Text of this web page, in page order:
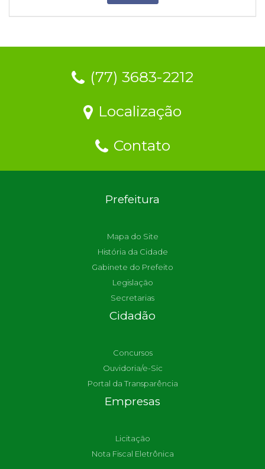
(77) 3683-2212
Localização
Contato
Prefeitura
Mapa do Site
História da Cidade
Gabinete do Prefeito
Legislação
Secretarias
Cidadão
Concursos
Ouvidoria/e-Sic
Portal da Transparência
Empresas
Licitação
Nota Fiscal Eletrônica